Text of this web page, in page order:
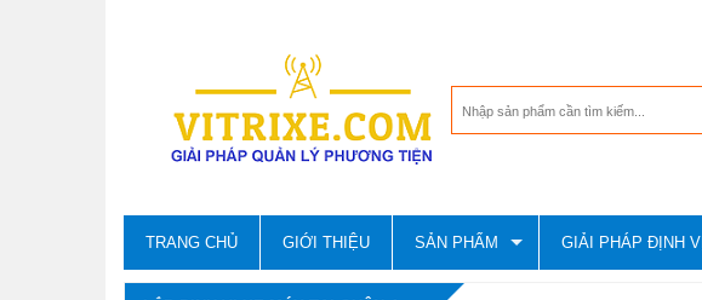
TRANG CHỦ GIỚI THIỆU SẢN PHẨM GIẢI PHÁP ĐỊNH VỊ